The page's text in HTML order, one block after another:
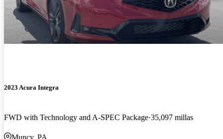
2023 Acura Integra
FWD with Technology and A-SPEC Package 35,097 millas
Muncy, PA